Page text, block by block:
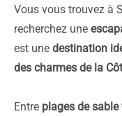
Vous vous trouvez à
recherchez une
est une destination
des charmes de la
Entre plages de